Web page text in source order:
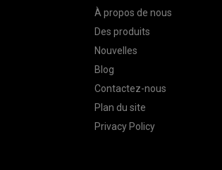
À propos de nous
Des produits
Nouvelles
Blog
Contactez-nous
Plan du site
Privacy Policy